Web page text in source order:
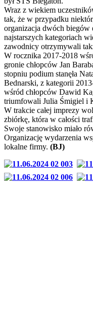
Wraz z wiekiem
tak, że w przypadku
organizacja dwóch biegów
najstarszych kategoriach
zawodnicy otrzymywali
W rocznika 2017-2018
gronie chłopców Jan
stopniu podium stanęła
Bednarski, z kategorii
wśród chłopców Dawid
triumfowali Julia Śmigiel i
W trakcie całej imprezy
zbiórkę, która w całości
Swoje stanowisko miało
Organizację wydarzenia
lokalne firmy. (BJ)